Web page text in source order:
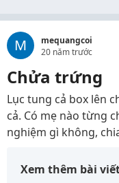
M
mequangcoi
20 năm trước
Chửa trứng
Lục tung cả box lên
cả. Có mẹ nào từng
nghiệm gì không,
Xem thêm bài